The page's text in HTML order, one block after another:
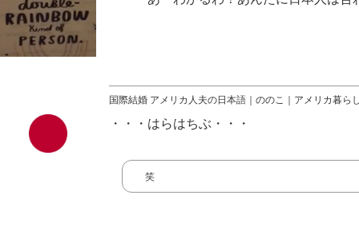
国際結婚 アメリカ人夫の日本語｜ののこ｜アメリカ暮ら
はらはちぶ
笑